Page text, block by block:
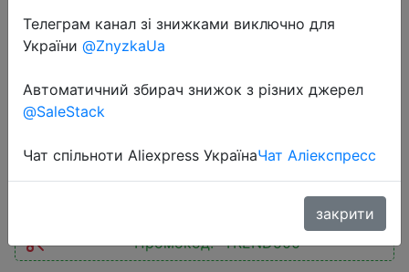
Механическая Карданная камера
система поддерживает TF карты
полет 25 мин против SG906Pro
$110.55
Промокод:"TREND500"
Телеграм канал зі знижками виключно для
України @ZnyzkaUa
Автоматичний збирач знижок з різних джерел
@SaleStack
Чат спільноти Aliexpress УкраїнаЧат Аліекспресс
закрити